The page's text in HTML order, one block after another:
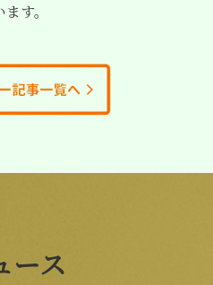
す。
ース